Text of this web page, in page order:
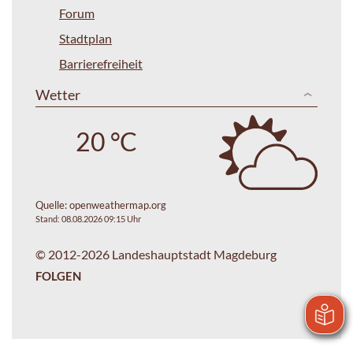
Forum
Stadtplan
Barrierefreiheit
Wetter
20 °C
Quelle:openweathermap.org
Stand: 08.08.2026 09:15 Uhr
© 2012-2026 Landeshauptstadt Magdeburg
FOLGEN